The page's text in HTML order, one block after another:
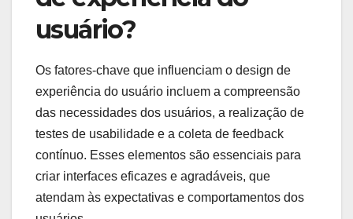
usuário?
Os fatores-chave que influenciam o design de
experiência do usuário incluem a compreensão
das necessidades dos usuários, a realização de
testes de usabilidade e a coleta de feedback
contínuo. Esses elementos são essenciais para
criar interfaces eficazes e agradáveis, que
atendam às expectativas e comportamentos dos